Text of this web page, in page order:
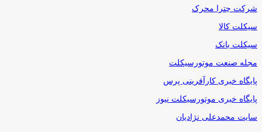
شرکت چترا محرک
سیکلت کالا
سیکلت بانک
مجله صنعت موتورسیکلت
پایگاه خبری کارآفرینی پرس
پایگاه خبری موتورسیکلت نیوز
سایت محمدعلی نژادیان